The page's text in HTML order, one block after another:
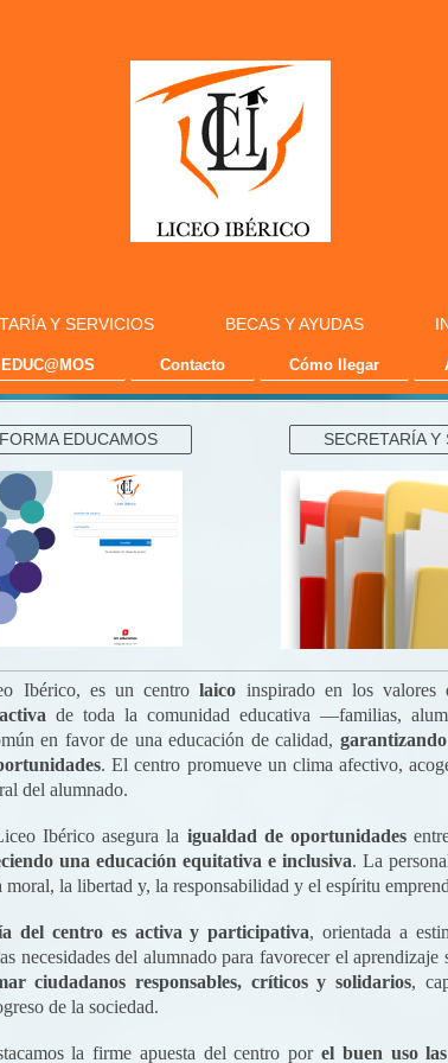
Y SERVICIOS BECAS Y AYUDAS
Contacto Cómo llegar
EDUCAMOS SECRETARÍA Y
Ibérico, es un centrolaico inspirado en los valores
de toda la comunidad educativa —familias,
en favor de una educación de calidad,
. El centro promueve un clima afectivo,
del alumnado.
Ibérico asegura la igualdad de oportunidades
una educación equitativa e inclusiva. La
moral, la libertad y, la responsabilidad y el espíritu
del centro es activa y participativa, orientada a
necesidades del alumnado para favorecer el
ciudadanos responsables, críticos y solidarios,
de la sociedad.
la firme apuesta del centro por el buen uso